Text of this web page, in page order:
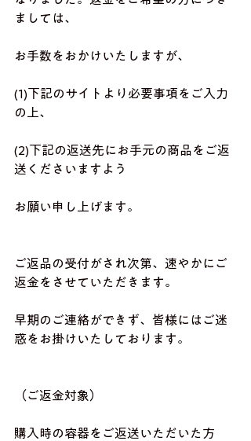
ましては、
お手数をおかけいたしますが、
(1)下記のサイトより必要事項をご入力
の上、
(2)下記の返送先にお手元の商品をご返
送くださいますよう
お願い申し上げます。
ご返品の受付がされ次第、速やかにご
返金をさせていただきます。
早期のご連絡ができず、皆様にはご迷
惑をお掛けいたしております。
（ご返金対象）
購入時の容器をご返送いただいた方